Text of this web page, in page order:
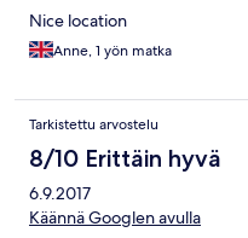
Nice location
Anne, 1 yön matka
Tarkistettu arvostelu
8/10 Erittäin hyvä
6.9.2017
Käännä Googlen avulla